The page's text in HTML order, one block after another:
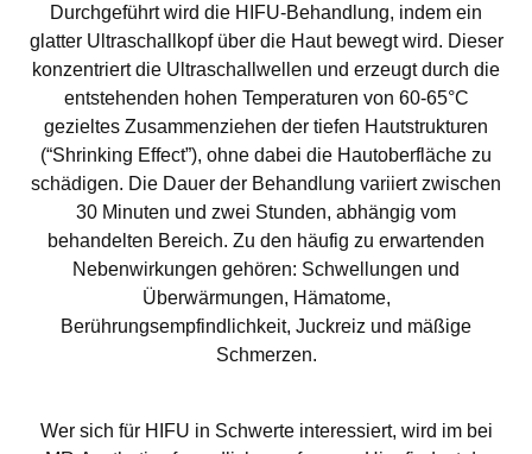
Durchgeführt wird die HIFU-Behandlung, indem ein
glatter Ultraschallkopf über die Haut bewegt wird. Dieser
konzentriert die Ultraschallwellen und erzeugt durch die
entstehenden hohen Temperaturen von 60-65°C
gezieltes Zusammenziehen der tiefen Hautstrukturen
(“Shrinking Effect”), ohne dabei die Hautoberfläche zu
schädigen. Die Dauer der Behandlung variiert zwischen
30 Minuten und zwei Stunden, abhängig vom
behandelten Bereich. Zu den häufig zu erwartenden
Nebenwirkungen gehören: Schwellungen und
Überwärmungen, Hämatome,
Berührungsempfindlichkeit, Juckreiz und mäßige
Schmerzen.
Wer sich für HIFU in Schwerte interessiert, wird im bei